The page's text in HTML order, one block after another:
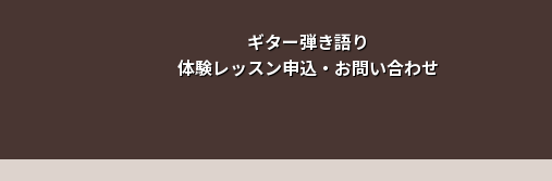
ギター弾き語り
体験レッスン申込・お問い合わせ